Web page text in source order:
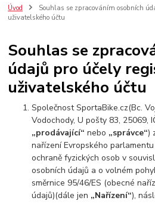
Úvod
Souhlas se zpracováním osobních
uživatelského účtu
Souhlas se
údajů pro účely
uživatelského účtu
Společnost SportaBike.cz(Bc.
Vodochody, U pošty 83, 25069,
„prodávající“ nebo „správce“)
nařízení Evropského
ochraně fyzických osob v
osobních údajů a o volném
směrnice 95/46/ES (obecné
údajů)(dále jen „Nařízení“),